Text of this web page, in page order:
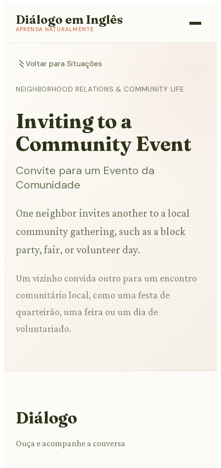
Diálogo em Inglês
APRENDA NATURALMENTE
Voltar para Situações
NEIGHBORHOOD RELATIONS & COMMUNITY LIFE
Inviting to a
Community Event
Convite para um Evento da
Comunidade
One neighbor invites another to a local
community gathering, such as a block
party, fair, or volunteer day.
Um vizinho convida outro para um encontro
comunitário local, como uma festa de
quarteirão, uma feira ou um dia de
voluntariado.
Diálogo
Ouça e acompanhe a conversa